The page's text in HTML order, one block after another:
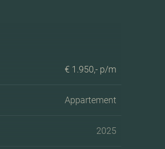
€ 1.950,- p/m
Appartement
2025